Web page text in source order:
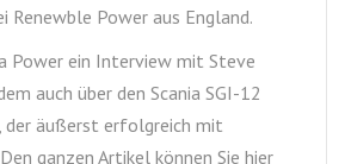
Renewble Power aus England.
Power ein Interview mit Steve
auch über den Scania SGI-12
der äußerst erfolgreich mit
ganzen Artikel können Sie hier